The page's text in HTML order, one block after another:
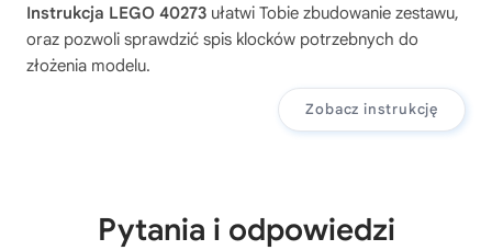
Instrukcja LEGO 40273 ułatwi Tobie zbudowanie zestawu,
oraz pozwoli sprawdzić spis klocków potrzebnych do
złożenia modelu.
Zobacz instrukcję
Pytania i odpowiedzi